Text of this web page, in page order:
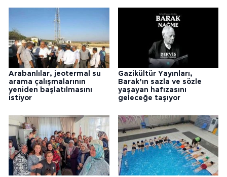
Arabanlılar, jeotermal su
arama çalışmalarının
yeniden başlatılmasını
istiyor
Gazikültür Yayınları,
Barak’ın sazla ve sözle
yaşayan hafızasını
geleceğe taşıyor